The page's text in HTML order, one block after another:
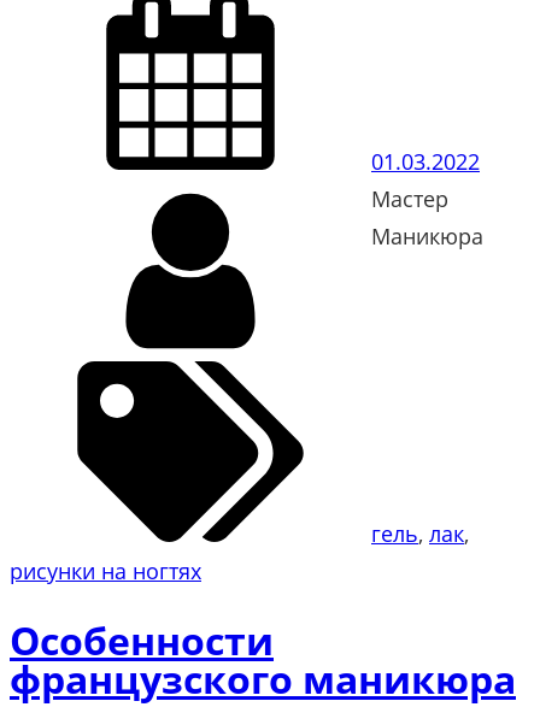
01.03.2022
Мастер
Маникюра
гель, лак
рисунки на ногтях
Особенности
французского маникюра